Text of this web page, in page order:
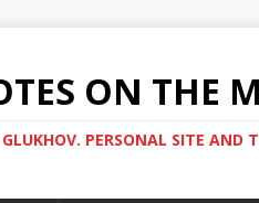
ON THE
PERSONAL SITE AND